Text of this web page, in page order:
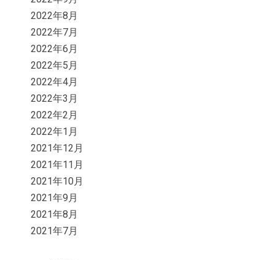
2022年8月
2022年7月
2022年6月
2022年5月
2022年4月
2022年3月
2022年2月
2022年1月
2021年12月
2021年11月
2021年10月
2021年9月
2021年8月
2021年7月